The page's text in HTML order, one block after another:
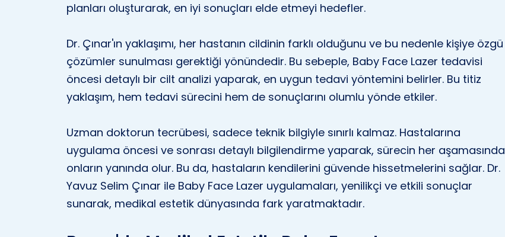
planları oluşturarak, en iyi sonuçları elde etmeyi hedefler.
Dr. Çınar'ın yaklaşımı, her hastanın cildinin farklı olduğunu ve bu nedenle kişiye özgü
çözümler sunulması gerektiği yönündedir. Bu sebeple, Baby Face Lazer tedavisi
öncesi detaylı bir cilt analizi yaparak, en uygun tedavi yöntemini belirler. Bu titiz
yaklaşım, hem tedavi sürecini hem de sonuçlarını olumlu yönde etkiler.
Uzman doktorun tecrübesi, sadece teknik bilgiyle sınırlı kalmaz. Hastalarına
uygulama öncesi ve sonrası detaylı bilgilendirme yaparak, sürecin her aşamasında
onların yanında olur. Bu da, hastaların kendilerini güvende hissetmelerini sağlar. Dr.
Yavuz Selim Çınar ile Baby Face Lazer uygulamaları, yenilikçi ve etkili sonuçlar
sunarak, medikal estetik dünyasında fark yaratmaktadır.